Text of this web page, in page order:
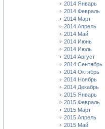
2014 Январь
2014 Февраль
2014 Март
2014 Апрель
2014 Май
2014 Июнь
2014 Июль
2014 Август
2014 Сентябрь
2014 Октябрь
2014 Ноябрь
2014 Декабрь
2015 Январь
2015 Февраль
2015 Март
2015 Апрель
2015 Май